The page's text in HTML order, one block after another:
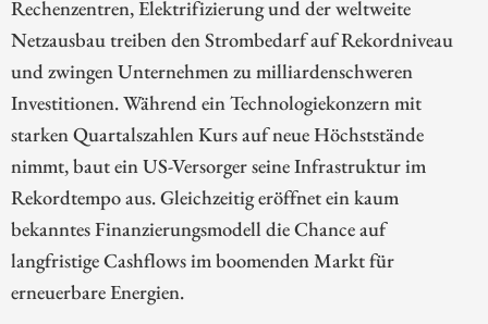
Rechenzentren, Elektrifizierung und der weltweite
Netzausbau treiben den Strombedarf auf Rekordniveau
und zwingen Unternehmen zu milliardenschweren
Investitionen. Während ein Technologiekonzern mit
starken Quartalszahlen Kurs auf neue Höchststände
nimmt, baut ein US-Versorger seine Infrastruktur im
Rekordtempo aus. Gleichzeitig eröffnet ein kaum
bekanntes Finanzierungsmodell die Chance auf
langfristige Cashflows im boomenden Markt für
erneuerbare Energien.